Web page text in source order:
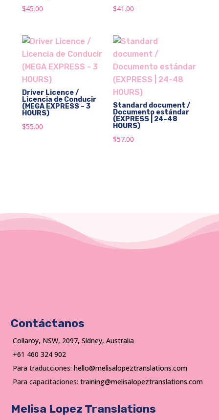
$45.00 $41.00
Driver Licence /
Licencia de Conducir
(MEGA EXPRESS – 3
HOURS)
$55.00
Standard document /
Documento estándar
(EXPRESS | 24-48
HOURS)
$57.00
Contáctanos
Collaroy, NSW, 2097, Sídney, Australia
+61 460 324 902
Para traducciones:hello@melisalopeztranslations.com
Para capacitaciones:training@melisalopeztranslations.com
Melisa Lopez Translations